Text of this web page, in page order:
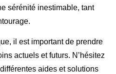
sérénité inestimable, tant
il est important de prendre
actuels et futurs. N’hésitez
aides et solutions